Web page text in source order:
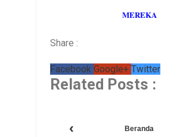
MEREKA
Share :
Facebook Google+ Twitter
Related Posts :
‹ Beranda